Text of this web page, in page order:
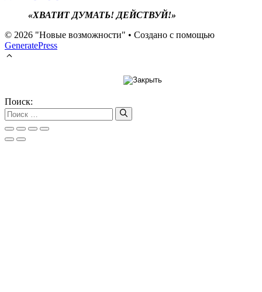
«ХВАТИТ ДУМАТЬ! ДЕЙСТВУЙ!»
© 2026 "Новые возможности" • Создано с помощью
GeneratePress
Поиск: